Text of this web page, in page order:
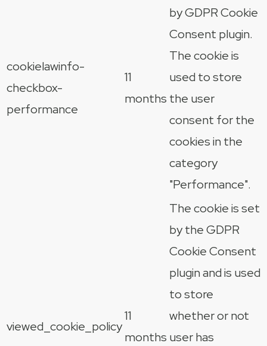
cookielawinfo-
checkbox-
performance
11
months
by GDPR Cookie
Consent plugin.
The cookie is
used to store
the user
consent for the
cookies in the
category
"Performance".
viewed_cookie_policy
11
months
The cookie is set
by the GDPR
Cookie Consent
plugin and is used
to store
whether or not
user has